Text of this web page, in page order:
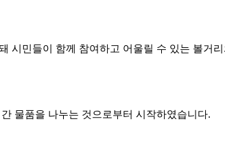
시민들이 함께 참여하고 어울릴 수 있는 볼거
물품을 나누는 것으로부터 시작하였습니다.